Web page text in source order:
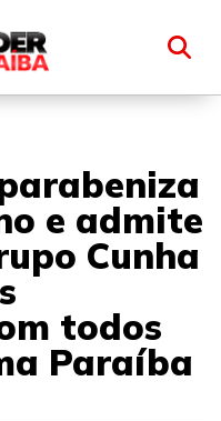
e admite
Cunha
todos
Paraíba